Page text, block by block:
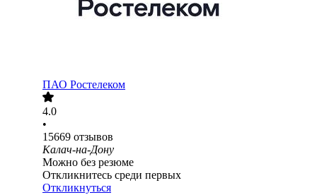
ПАО Ростелеком
4.0
•
15669 отзывов
Калач-на-Дону
Можно без резюме
Откликнитесь среди первых
Откликнуться